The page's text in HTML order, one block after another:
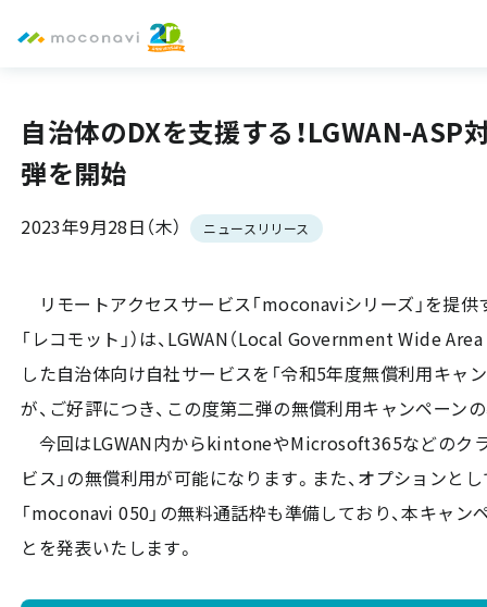
自治体のDXを支援する！LGWAN-
弾を開始
2023年9月28日（木） ニュースリリース
リモートアクセスサービス「moconaviシリーズ」を提供
「レコモット」）は、LGWAN（Local Government Wide
した自治体向け自社サービスを「令和5年度無償利用キ
が、ご好評につき、この度第二弾の無償利用キャンペーン
今回はLGWAN内からkintoneやMicrosoft365などのク
ビス」の無償利用が可能になります。また、オプション
「moconavi 050」の無料通話枠も準備しており、本キャ
とを発表いたします。